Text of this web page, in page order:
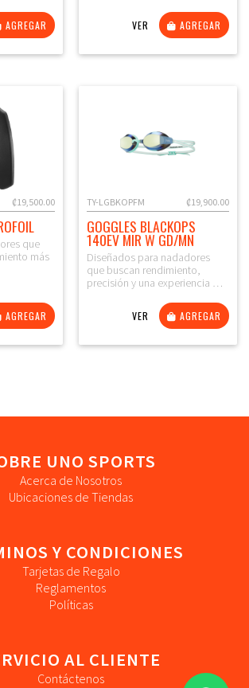
AGREGAR VER AGREGAR
₡19,500.00
que
más
AGREGAR
₡19,900.00
TY-LGBKOPFM
GOGGLES BLACKOPS
140EV MIR W GD/MN
Diseñados para nadadores
que buscan rendimiento,
precisión y una experiencia …
VER AGREGAR
UNO SPORTS
Acerca de Nosotros
Ubicaciones de Tiendas
Y CONDICIONES
Tarjetas de Regalo
Reglamentos
Políticas
AL CLIENTE
Contáctenos